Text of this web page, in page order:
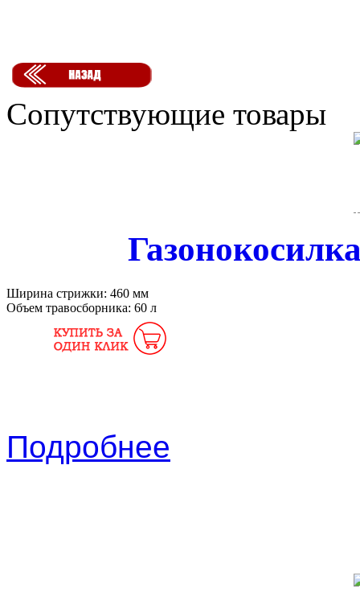
Сопутствующие товары
Ширина стрижки: 460 мм
Объем травосборника: 60 л
Подробнее